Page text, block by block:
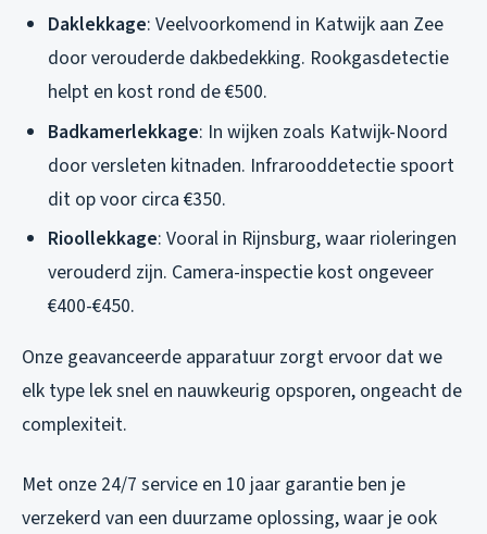
Daklekkage: Veelvoorkomend in Katwijk aan Zee
door verouderde dakbedekking. Rookgasdetectie
helpt en kost rond de €500.
Badkamerlekkage: In wijken zoals Katwijk-Noord
door versleten kitnaden. Infrarooddetectie spoort
dit op voor circa €350.
Rioollekkage: Vooral in Rijnsburg, waar rioleringen
verouderd zijn. Camera-inspectie kost ongeveer
€400-€450.
Onze geavanceerde apparatuur zorgt ervoor dat we
elk type lek snel en nauwkeurig opsporen, ongeacht de
complexiteit.
Met onze 24/7 service en 10 jaar garantie ben je
verzekerd van een duurzame oplossing, waar je ook